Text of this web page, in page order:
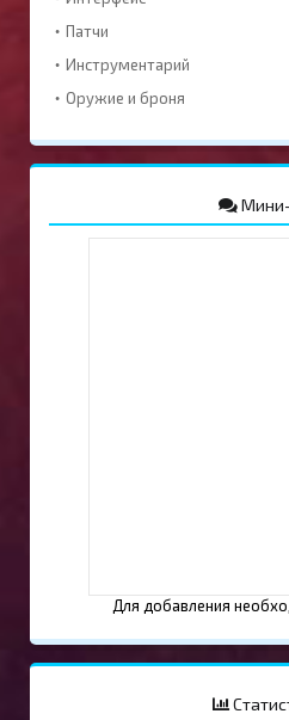
Патчи
Инструментарий
Оружие и броня
Для добавления